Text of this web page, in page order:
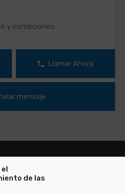
de las
y condiciones.
Llamar Ahora
mensaje